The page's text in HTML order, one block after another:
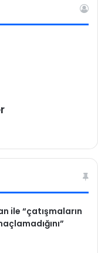
ile “çatışmaların